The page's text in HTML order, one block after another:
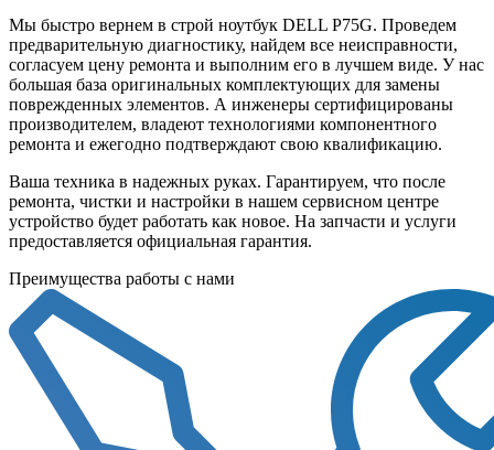
Мы быстро вернем в строй ноутбук DELL P75G. Проведем
предварительную диагностику, найдем все неисправности,
согласуем цену ремонта и выполним его в лучшем виде. У нас
большая база оригинальных комплектующих для замены
поврежденных элементов. А инженеры сертифицированы
производителем, владеют технологиями компонентного
ремонта и ежегодно подтверждают свою квалификацию.
Ваша техника в надежных руках. Гарантируем, что после
ремонта, чистки и настройки в нашем сервисном центре
устройство будет работать как новое. На запчасти и услуги
предоставляется официальная гарантия.
Преимущества работы с нами